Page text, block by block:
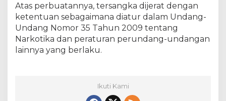
Atas perbuatannya, tersangka dijerat dengan
ketentuan sebagaimana diatur dalam Undang-
Undang Nomor 35 Tahun 2009 tentang
Narkotika dan peraturan perundang-undangan
lainnya yang berlaku.
Ikuti Kami